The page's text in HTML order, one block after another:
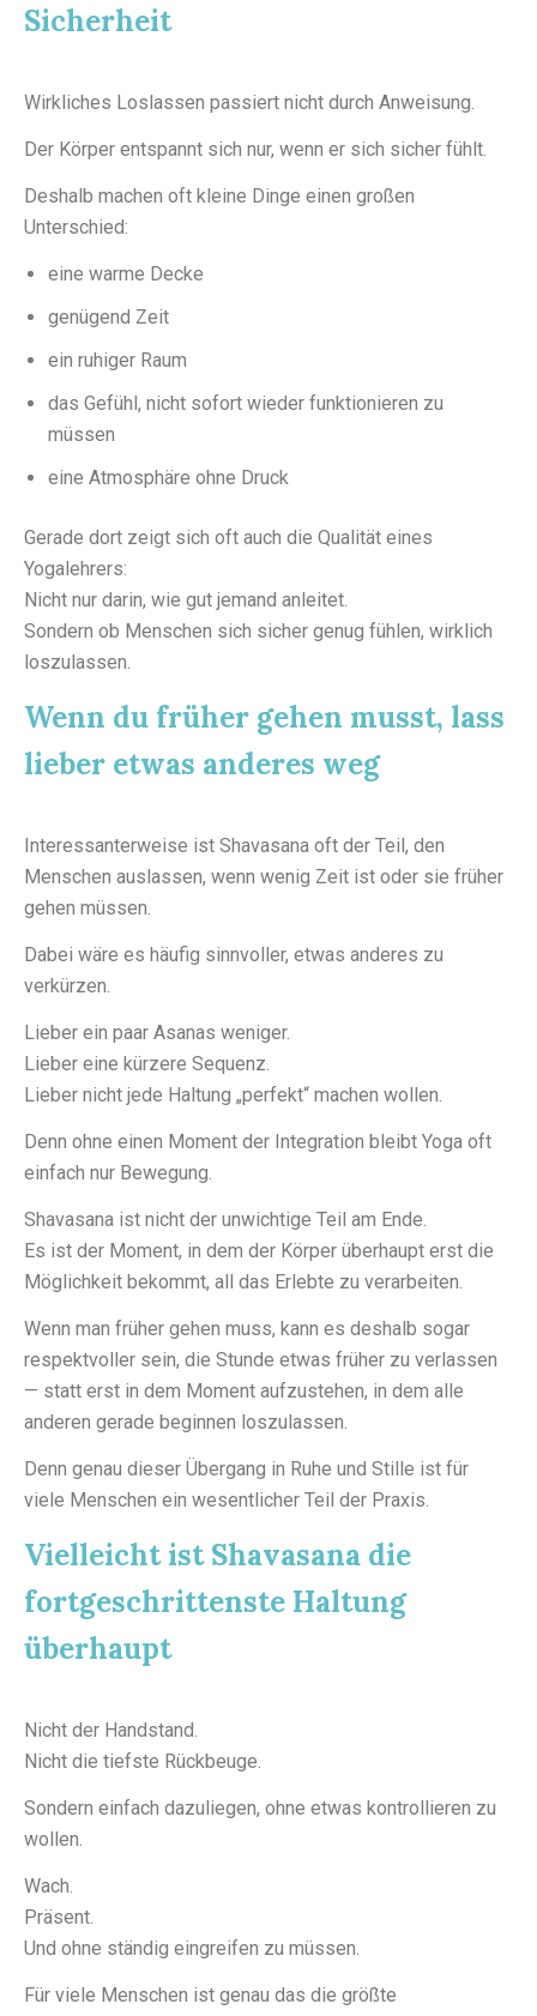
Sicherheit
Wirkliches Loslassen passiert nicht durch Anweisung.
Der Körper entspannt sich nur, wenn er sich sicher fühlt.
Deshalb machen oft kleine Dinge einen großen
Unterschied:
eine warme Decke
genügend Zeit
ein ruhiger Raum
das Gefühl, nicht sofort wieder funktionieren zu
müssen
eine Atmosphäre ohne Druck
Gerade dort zeigt sich oft auch die Qualität eines
Yogalehrers:
Nicht nur darin, wie gut jemand anleitet.
Sondern ob Menschen sich sicher genug fühlen, wirklich
loszulassen.
Wenn du früher gehen musst, lass
lieber etwas anderes weg
Interessanterweise ist Shavasana oft der Teil, den
Menschen auslassen, wenn wenig Zeit ist oder sie früher
gehen müssen.
Dabei wäre es häufig sinnvoller, etwas anderes zu
verkürzen.
Lieber ein paar Asanas weniger.
Lieber eine kürzere Sequenz.
Lieber nicht jede Haltung „perfekt“ machen wollen.
Denn ohne einen Moment der Integration bleibt Yoga oft
einfach nur Bewegung.
Shavasana ist nicht der unwichtige Teil am Ende.
Es ist der Moment, in dem der Körper überhaupt erst die
Möglichkeit bekommt, all das Erlebte zu verarbeiten.
Wenn man früher gehen muss, kann es deshalb sogar
respektvoller sein, die Stunde etwas früher zu verlassen
— statt erst in dem Moment aufzustehen, in dem alle
anderen gerade beginnen loszulassen.
Denn genau dieser Übergang in Ruhe und Stille ist für
viele Menschen ein wesentlicher Teil der Praxis.
Vielleicht ist Shavasana die
fortgeschrittenste Haltung
überhaupt
Nicht der Handstand.
Nicht die tiefste Rückbeuge.
Sondern einfach dazuliegen, ohne etwas kontrollieren zu
wollen.
Wach.
Präsent.
Und ohne ständig eingreifen zu müssen.
Für viele Menschen ist genau das die größte